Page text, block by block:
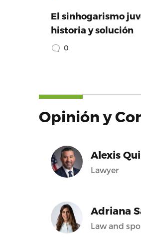
El sinhogarismo
historia y solución
0
Opinión y
Alexis
Lawyer
Adriana
Law and